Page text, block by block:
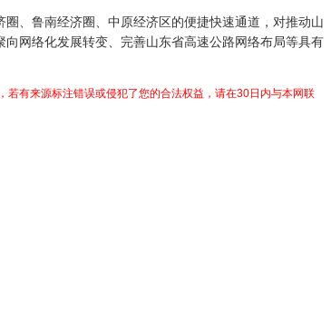
、鲁南经济圈、中原经济区的便捷快速通道，对推动山
网络化发展转变、完善山东省高速公路网络布局等具有
若有来源标注错误或侵犯了您的合法权益，请在30日内与本网联